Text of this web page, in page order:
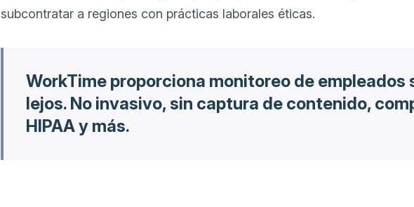
WorkTime proporciona monitoreo de empleados
lejos. No invasivo, sin captura de contenido,
HIPAA y más.